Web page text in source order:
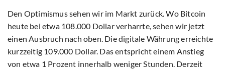
Den Optimismus sehen wir im Markt zurück. Wo Bitcoin
heute bei etwa 108.000 Dollar verharrte, sehen wir jetzt
einen Ausbruch nach oben. Die digitale Währung erreichte
kurzzeitig 109.000 Dollar. Das entspricht einem Anstieg
von etwa 1 Prozent innerhalb weniger Stunden. Derzeit